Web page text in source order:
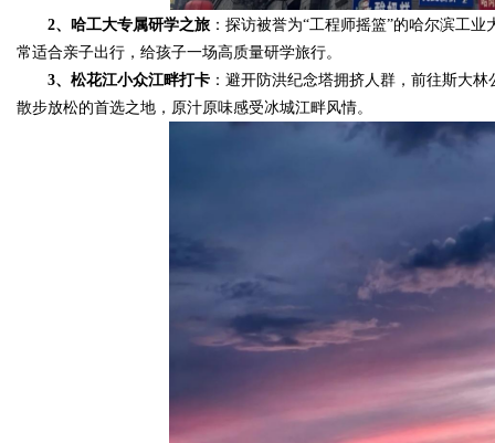
2、哈工大专属研学之旅 ：探访被誉为“工程师摇篮”的哈尔滨工
常适合亲子出行，给孩子一场高质量研学旅行。
3、松花江小众江畔打卡 ：避开防洪纪念塔拥挤人群，前往斯大
散步放松的首选之地，原汁原味感受冰城江畔风情。